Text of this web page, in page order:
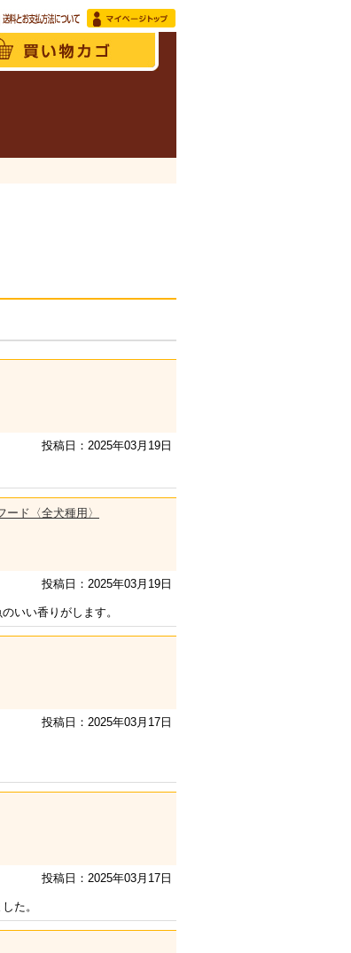
投稿日：2025年03月19日
ド〈全犬種用〉
投稿日：2025年03月19日
いい香りがします。
投稿日：2025年03月17日
投稿日：2025年03月17日
た。